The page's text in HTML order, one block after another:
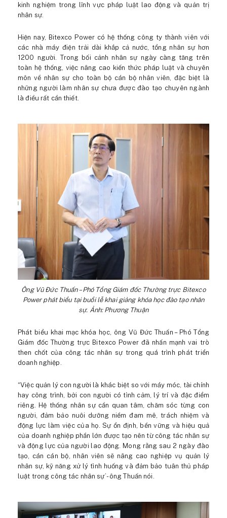
kinh nghiệm trong lĩnh vực pháp luật lao động và quản trị
nhân sự.
Hiện nay, Bitexco Power có hệ thống công ty thành viên với
các nhà máy điện trải dài khắp cả nước, tổng nhân sự hơn
1200 người. Trong bối cảnh nhân sự ngày càng tăng trên
toàn hệ thống, việc nâng cao kiến thức pháp luật và chuyên
môn về nhân sự cho toàn bộ cán bộ nhân viên, đặc biệt là
những người làm nhân sự chưa được đào tạo chuyên ngành
là điều rất cần thiết.
Ông Vũ Đức Thuấn – Phó Tổng Giám đốc Thường trực Bitexco
Power phát biểu tại buổi lễ khai giảng khóa học đào tạo nhân
sự. Ảnh: Phương Thuận
Phát biểu khai mạc khóa học, ông Vũ Đức Thuấn – Phó Tổng
Giám đốc Thường trực Bitexco Power đã nhấn mạnh vai trò
then chốt của công tác nhân sự trong quá trình phát triển
doanh nghiệp.
“Việc quản lý con người là khác biệt so với máy móc, tài chính
hay công trình, bởi con người có tình cảm, lý trí và đặc điểm
riêng. Hệ thống nhân sự cần quan tâm, chăm sóc từng con
người, đảm bảo nuôi dưỡng niềm đam mê, trách nhiệm và
động lực làm việc của họ. Sự ổn định, bền vững và hiệu quả
của doanh nghiệp phần lớn được tạo nên từ công tác nhân sự
và động lực của người lao động. Mong rằng sau 2 ngày đào
tạo, cán cán bộ, nhân viên sẽ nâng cao nghiệp vụ quản lý
nhân sự, kỹ năng xử lý tình huống và đảm bảo tuân thủ pháp
luật trong công tác nhân sự’- ông Thuấn nói.